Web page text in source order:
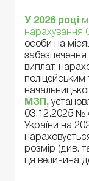
У 2026 році
нарахування
особи на
виплат,
поліцейським
МЗП,
03.12.2025 №
України на
розмір (див.
ця величина